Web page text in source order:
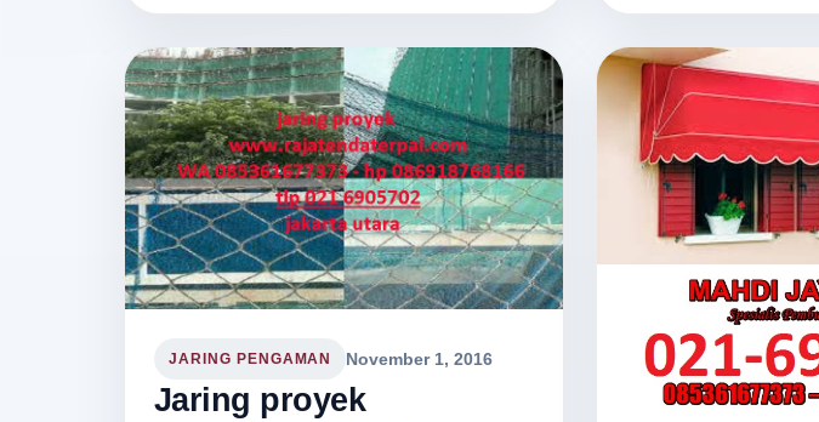
JARING PENGAMAN November 1, 2016
Jaring proyek